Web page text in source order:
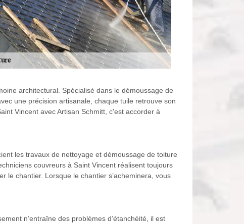
architectural. Spécialisé dans le démoussage de
une précision artisanale, chaque tuile retrouve son
Vincent avec Artisan Schmitt, c'est accorder à
les travaux de nettoyage et démoussage de toiture
couvreurs à Saint Vincent réalisent toujours
le chantier. Lorsque le chantier s’acheminera, vous
n’entraîne des problèmes d’étanchéité, il est